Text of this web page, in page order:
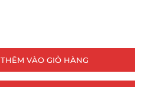
THÊM VÀO GIỎ HÀNG